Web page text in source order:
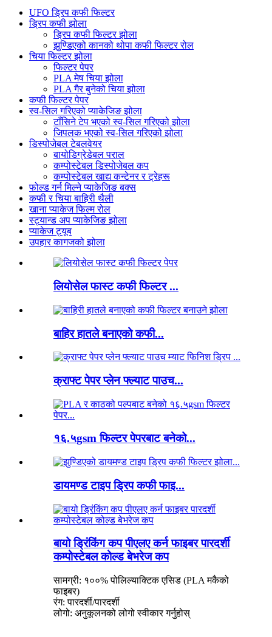
UFO ड्रिप कफी फिल्टर
ड्रिप कफी झोला
ड्रिप कफी फिल्टर झोला
झुण्डिएको कानको थोपा कफी फिल्टर रोल
चिया फिल्टर झोला
फिल्टर पेपर
PLA मेष चिया झोला
PLA गैर बुनेको चिया झोला
कफी फिल्टर पेपर
स्व-सिल गरिएको प्याकेजिङ झोला
टाँसिने टेप भएको स्व-सिल गरिएको झोला
जिपलक भएको स्व-सिल गरिएको झोला
डिस्पोजेबल टेबलवेयर
बायोडिग्रेडेबल पराल
कम्पोस्टेबल डिस्पोजेबल कप
कम्पोस्टेबल खाद्य कन्टेनर र ट्रेहरू
फोल्ड गर्न मिल्ने प्याकेजिङ बक्स
कफी र चिया बाहिरी थैली
खाना प्याकेज फिल्म रोल
स्ट्यान्ड अप प्याकेजिङ झोला
प्याकेज ट्यूब
उपहार कागजको झोला
लियोसेल फास्ट कफी फिल्टर ...
बाहिर हातले बनाएको कफी...
क्राफ्ट पेपर प्लेन फ्ल्याट पाउच...
१६.५gsm फिल्टर पेपरबाट बनेको...
डायमण्ड टाइप ड्रिप कफी फाइ...
बायो ड्रिंकिंग कप पीएलए कर्न फाइबर पारदर्शी
कम्पोस्टेबल कोल्ड बेभरेज कप
सामग्री: १००% पोलिल्याक्टिक एसिड (PLA मकैको
फाइबर)
रंग: पारदर्शी/पारदर्शी
लोगो: अनुकूलनको लोगो स्वीकार गर्नुहोस्